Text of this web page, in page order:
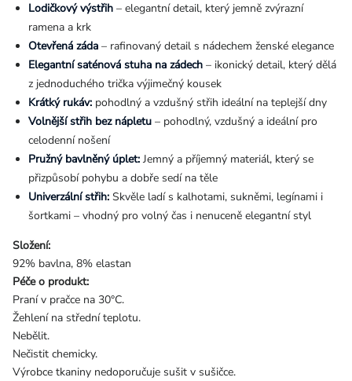
Lodičkový výstřih – elegantní detail, který jemně zvýrazní
ramena a krk
Otevřená záda – rafinovaný detail s nádechem ženské elegance
Elegantní saténová stuha na zádech – ikonický detail, který dělá
z jednoduchého trička výjimečný kousek
Krátký rukáv: pohodlný a vzdušný střih ideální na teplejší dny
Volnější střih bez nápletu – pohodlný, vzdušný a ideální pro
celodenní nošení
Pružný bavlněný úplet: Jemný a příjemný materiál, který se
přizpůsobí pohybu a dobře sedí na těle
Univerzální střih: Skvěle ladí s kalhotami, sukněmi, legínami i
šortkami – vhodný pro volný čas i nenuceně elegantní styl
Složení:
92% bavlna, 8% elastan
Péče o produkt:
Praní v pračce na 30°C.
Žehlení na střední teplotu.
Nebělit.
Nečistit chemicky.
Výrobce tkaniny nedoporučuje sušit v sušičce.